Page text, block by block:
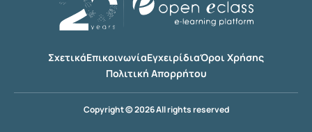
ΣχετικάΕπικοινωνίαΕγχειρίδιαΌροι Χρήσης
Πολιτική Απορρήτου
Copyright © 2026 All rights reserved